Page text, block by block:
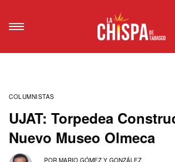
COLUMNISTAS
UJAT: Torpedea
Nuevo Museo Olmeca